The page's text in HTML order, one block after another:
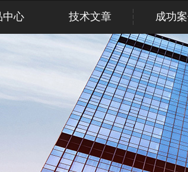
中心 技术文章 成功